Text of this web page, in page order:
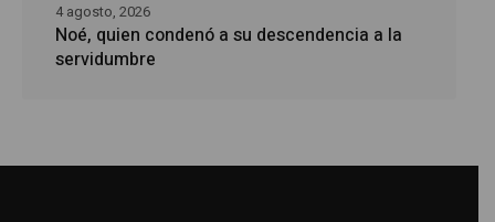
Noé, quien condenó a su descendencia a la
servidumbre
4 agosto, 2026